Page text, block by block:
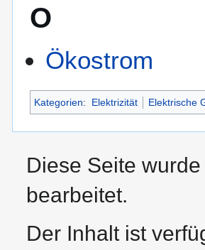
O
Ökostrom
Kategorien: Elektrizität Elektrische
Diese Seite
bearbeitet.
Der Inhalt ist